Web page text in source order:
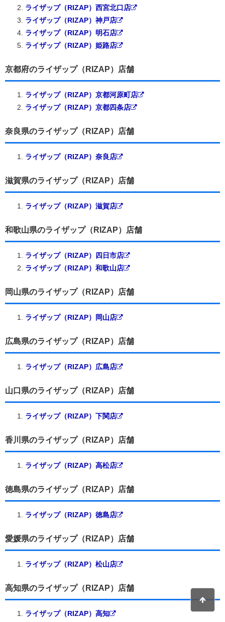
ライザップ（RIZAP）西宮北口店
ライザップ（RIZAP）神戸店
ライザップ（RIZAP）明石店
ライザップ（RIZAP）姫路店
京都府のライザップ（RIZAP）店舗
ライザップ（RIZAP）京都河原町店
ライザップ（RIZAP）京都四条店
奈良県のライザップ（RIZAP）店舗
ライザップ（RIZAP）奈良店
滋賀県のライザップ（RIZAP）店舗
ライザップ（RIZAP）滋賀店
和歌山県のライザップ（RIZAP）店舗
ライザップ（RIZAP）四日市店
ライザップ（RIZAP）和歌山店
岡山県のライザップ（RIZAP）店舗
ライザップ（RIZAP）岡山店
広島県のライザップ（RIZAP）店舗
ライザップ（RIZAP）広島店
山口県のライザップ（RIZAP）店舗
ライザップ（RIZAP）下関店
香川県のライザップ（RIZAP）店舗
ライザップ（RIZAP）高松店
徳島県のライザップ（RIZAP）店舗
ライザップ（RIZAP）徳島店
愛媛県のライザップ（RIZAP）店舗
ライザップ（RIZAP）松山店
高知県のライザップ（RIZAP）店舗
ライザップ（RIZAP）高知